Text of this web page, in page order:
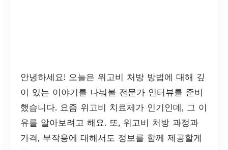
안녕하세요! 오늘은 위고비 처방 방법에 대해 깊
이 있는 이야기를 나눠볼 전문가 인터뷰를 준비
했습니다. 요즘 위고비 치료제가 인기인데, 그 이
유를 알아보려고 해요. 또, 위고비 처방 과정과
가격, 부작용에 대해서도 정보를 함께 제공할게